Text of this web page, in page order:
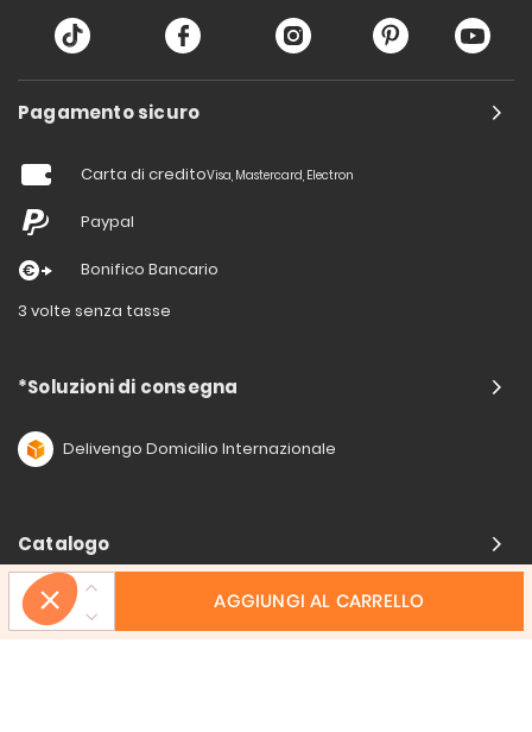
AGGIUNGI AL CARRELLO
Pagamento sicuro
Carta di creditoVisa, Mastercard, Electron
Paypal
Bonifico Bancario
3 volte senza tasse
*Soluzioni di consegna
Delivengo Domicilio Internazionale
Catalogo